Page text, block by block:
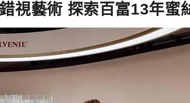
視藝術 探索百富13年蜜